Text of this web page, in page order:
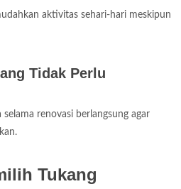
aktivitas sehari-hari meskipun
Tidak Perlu
renovasi berlangsung agar
Tukang